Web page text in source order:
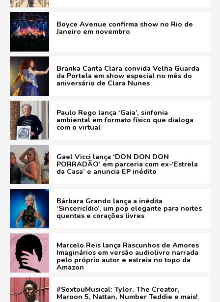
Boyce Avenue confirma show no Rio de
Janeiro em novembro
Branka Canta Clara convida Velha Guarda
da Portela em show especial no mês do
aniversário de Clara Nunes
Paulo Rego lança ‘Gaia’, sinfonia
ambiental em formato físico que dialoga
com o virtual
Gael Vicci lança ‘DON DON DON
PORRADÃO’ em parceria com ex-‘Estrela
da Casa’ e anuncia EP inédito
Bárbara Grando lança a inédita
‘Sincericídio’, um pop elegante para noites
quentes e corações livres
Marcelo Reis lança Rascunhos de Amores
Imaginários em versão audiolivro narrada
pelo próprio autor e estreia no topo da
Amazon
#SextouMusical: Tyler, The Creator,
Maroon 5, Nattan, Number Teddie e mais!